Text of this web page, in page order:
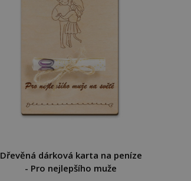
Dřevěná dárková karta na peníze
- Pro nejlepšího muže